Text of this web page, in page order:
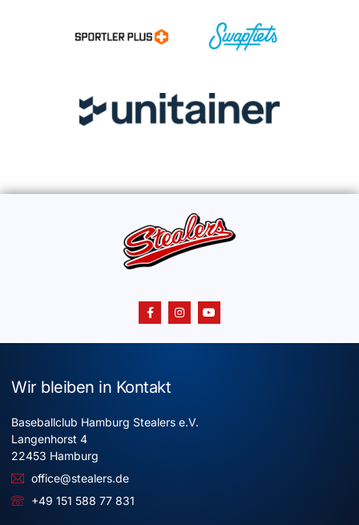
Wir bleiben in Kontakt
Baseballclub Hamburg Stealers e.V.
Langenhorst 4
22453 Hamburg
office@stealers.de
+49 151 588 77 831